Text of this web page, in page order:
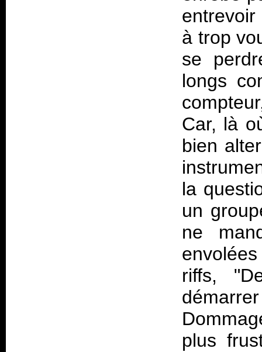
entrevoir
à trop
se
longs
Car, là
bien
la
un
ne
riffs,
plus